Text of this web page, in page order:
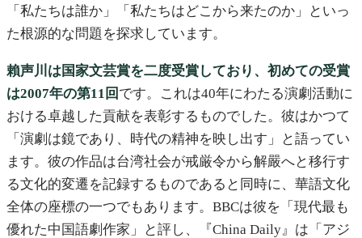
「私たちは誰か」「私たちはどこから来たのか」といっ
た根源的な問題を探求しています。
賴声川は国家文芸賞を二度受賞しており、初めての受賞
は2007年の第11回 です。これは40年にわたる演劇活動に
おける卓越した貢献を表彰するものでした。彼はかつて
「演劇は鏡であり、時代の精神を映し出す」と語ってい
ます。彼の作品は台湾社会が戒厳令から解嚴へと移行す
る文化的変遷を記録するものであると同時に、華語文化
全体の座標の一つでもあります。BBCは彼を「現代最も
優れた中国語劇作家」と評し、『China Daily』は「アジ